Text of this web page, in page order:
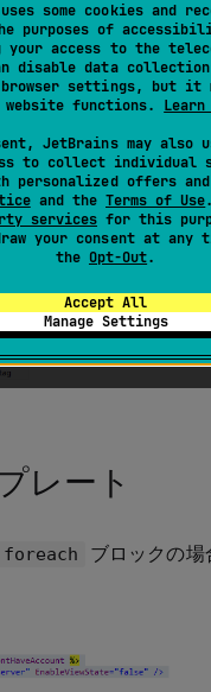
some cookies and
purposes of
your access to the
disable data
browser settings, but it
functions. Learn
JetBrains may also
to collect individual
personalized offers
and the Terms of Use
servicesfor this
your consent at any
the Opt-Out.
Accept All
Manage Settings
7 月 16 日
プレート
ロール、スクリプトブ
レート
foreach ブロックの場